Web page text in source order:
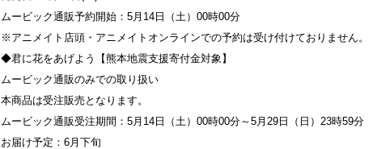
ムービック通販予約開始：5月14日（土）00時00分
※アニメイト店頭・アニメイトオンラインでの予約は受け付けておりません。
◆君に花をあげよう【熊本地震支援寄付金対象】
ムービック通販のみでの取り扱い
本商品は受注販売となります。
ムービック通販受注期間：5月14日（土）00時00分～5月29日（日）23時59分
お届け予定：6月下旬